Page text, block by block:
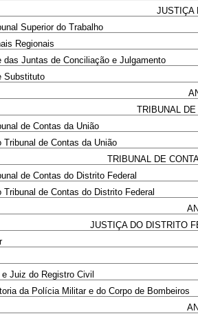
JUSTIÇA
Superior do Trabalho
Regionais
das Juntas de Conciliação e Julgamento
Substituto
TRIBUNAL
de Contas da União
Tribunal de Contas da União
TRIBUNAL DE
de Contas do Distrito Federal
Tribunal de Contas do Distrito Federal
JUSTIÇA DO DISTRITO
Juiz do Registro Civil
da Polícia Militar e do Corpo de Bombeiros